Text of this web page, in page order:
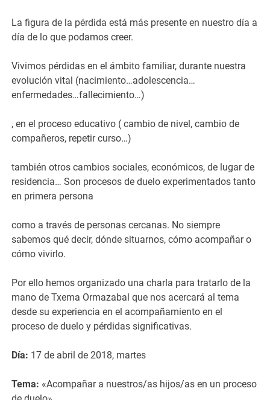
La figura de la pérdida está más presente en nuestro día a
día de lo que podamos creer.
Vivimos pérdidas en el ámbito familiar, durante nuestra
evolución vital (nacimiento…adolescencia…
enfermedades…fallecimiento…)
, en el proceso educativo ( cambio de nivel, cambio de
compañeros, repetir curso…)
también otros cambios sociales, económicos, de lugar de
residencia… Son procesos de duelo experimentados tanto
en primera persona
como a través de personas cercanas. No siempre
sabemos qué decir, dónde situarnos, cómo acompañar o
cómo vivirlo.
Por ello hemos organizado una charla para tratarlo de la
mano de Txema Ormazabal que nos acercará al tema
desde su experiencia en el acompañamiento en el
proceso de duelo y pérdidas significativas.
Día: 17 de abril de 2018, martes
Tema: «Acompañar a nuestros/as hijos/as en un proceso